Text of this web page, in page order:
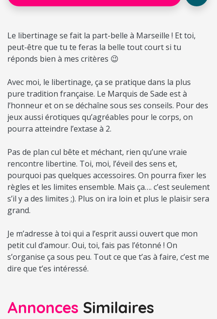
Le libertinage se fait la part-belle à Marseille ! Et toi,
peut-être que tu te feras la belle tout court si tu
réponds bien à mes critères 😉
Avec moi, le libertinage, ça se pratique dans la plus
pure tradition française. Le Marquis de Sade est à
l’honneur et on se déchaîne sous ses conseils. Pour des
jeux aussi érotiques qu’agréables pour le corps, on
pourra atteindre l’extase à 2.
Pas de plan cul bête et méchant, rien qu’une vraie
rencontre libertine. Toi, moi, l’éveil des sens et,
pourquoi pas quelques accessoires. On pourra fixer les
règles et les limites ensemble. Mais ça…. c’est seulement
s’il y a des limites ;). Plus on ira loin et plus le plaisir sera
grand.
Je m’adresse à toi qui a l’esprit aussi ouvert que mon
petit cul d’amour. Oui, toi, fais pas l’étonné ! On
s’organise ça sous peu. Tout ce que t’as à faire, c’est me
dire que t’es intéressé.
Annonces Similaires